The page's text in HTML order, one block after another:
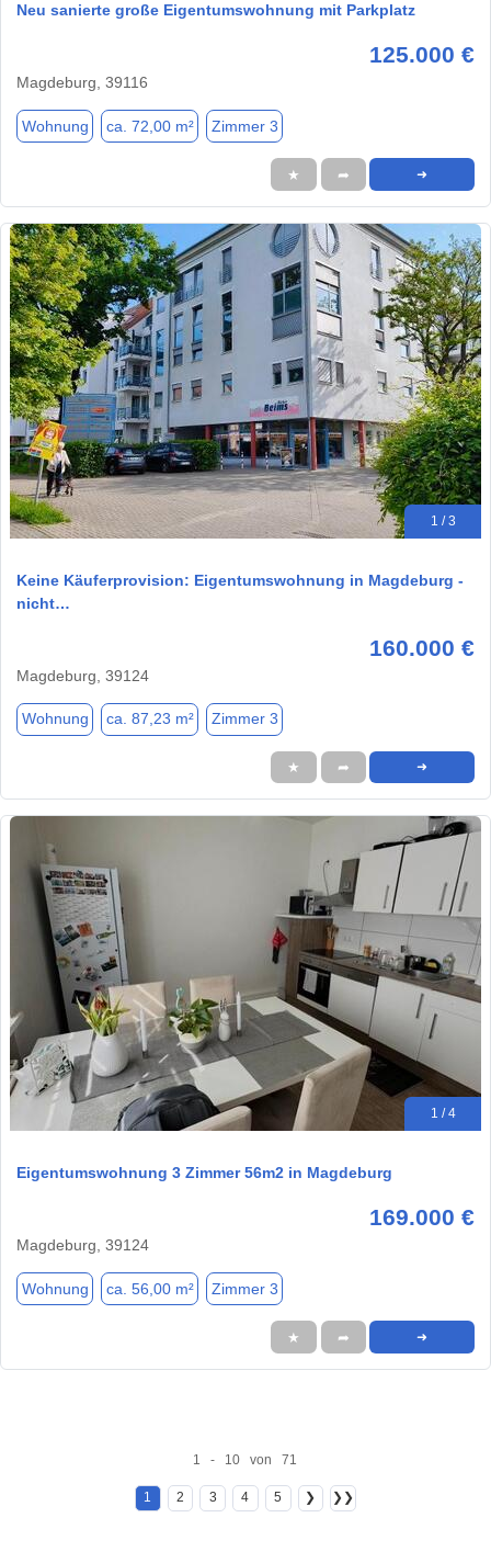
Neu sanierte große Eigentumswohnung mit Parkplatz
125.000 €
Magdeburg, 39116
Wohnung ca. 72,00 m² Zimmer 3
★ ➦ ➜
1 / 3
Keine Käuferprovision: Eigentumswohnung in Magdeburg -
nicht…
160.000 €
Magdeburg, 39124
Wohnung ca. 87,23 m² Zimmer 3
★ ➦ ➜
1 / 4
Eigentumswohnung 3 Zimmer 56m2 in Magdeburg
169.000 €
Magdeburg, 39124
Wohnung ca. 56,00 m² Zimmer 3
★ ➦ ➜
1 - 10 von 71
1 2 3 4 5 ❯ ❯❯